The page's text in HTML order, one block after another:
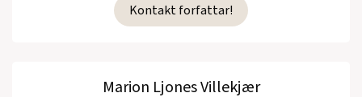
Kontakt forfattar!
Marion Ljones Villekjær